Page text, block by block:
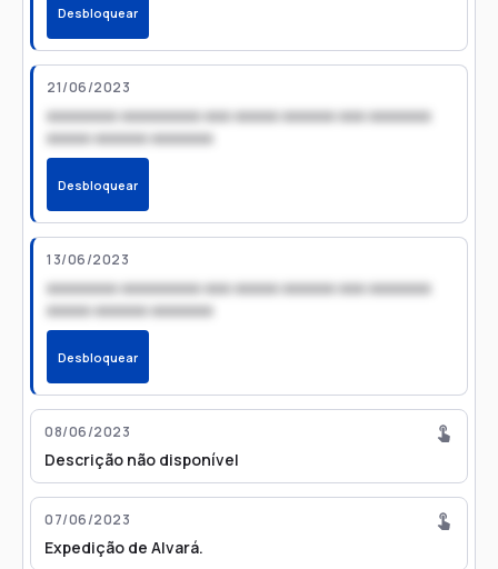
Desbloquear
21/06/2023
xxxxxxxx xxxxxxxxx xxx xxxxx xxxxxx xxx xxxxxxx
xxxxx xxxxxx xxxxxxx
Desbloquear
13/06/2023
xxxxxxxx xxxxxxxxx xxx xxxxx xxxxxx xxx xxxxxxx
xxxxx xxxxxx xxxxxxx
Desbloquear
08/06/2023
Descrição não disponível
07/06/2023
Expedição de Alvará.